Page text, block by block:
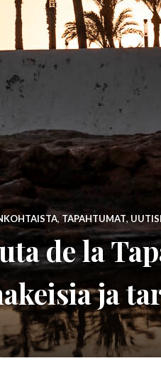
, TAPAHTUMAT,
de la
ja